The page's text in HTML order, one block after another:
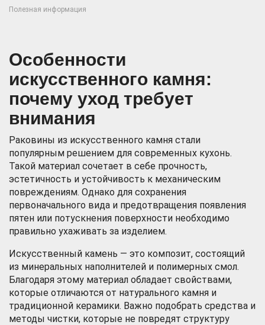
Полезная информация
Особенности
искусственного камня:
почему уход требует
внимания
Раковины из искусственного камня стали
популярным решением для современных кухонь.
Такой материал сочетает в себе прочность,
эстетичность и устойчивость к механическим
повреждениям. Однако для сохранения
первоначального вида и предотвращения появления
пятен или потускнения поверхности необходимо
правильно ухаживать за изделием.
Искусственный камень — это композит, состоящий
из минеральных наполнителей и полимерных смол.
Благодаря этому материал обладает свойствами,
которые отличаются от натурального камня и
традиционной керамики. Важно подобрать средства и
методы чистки, которые не повредят структуру